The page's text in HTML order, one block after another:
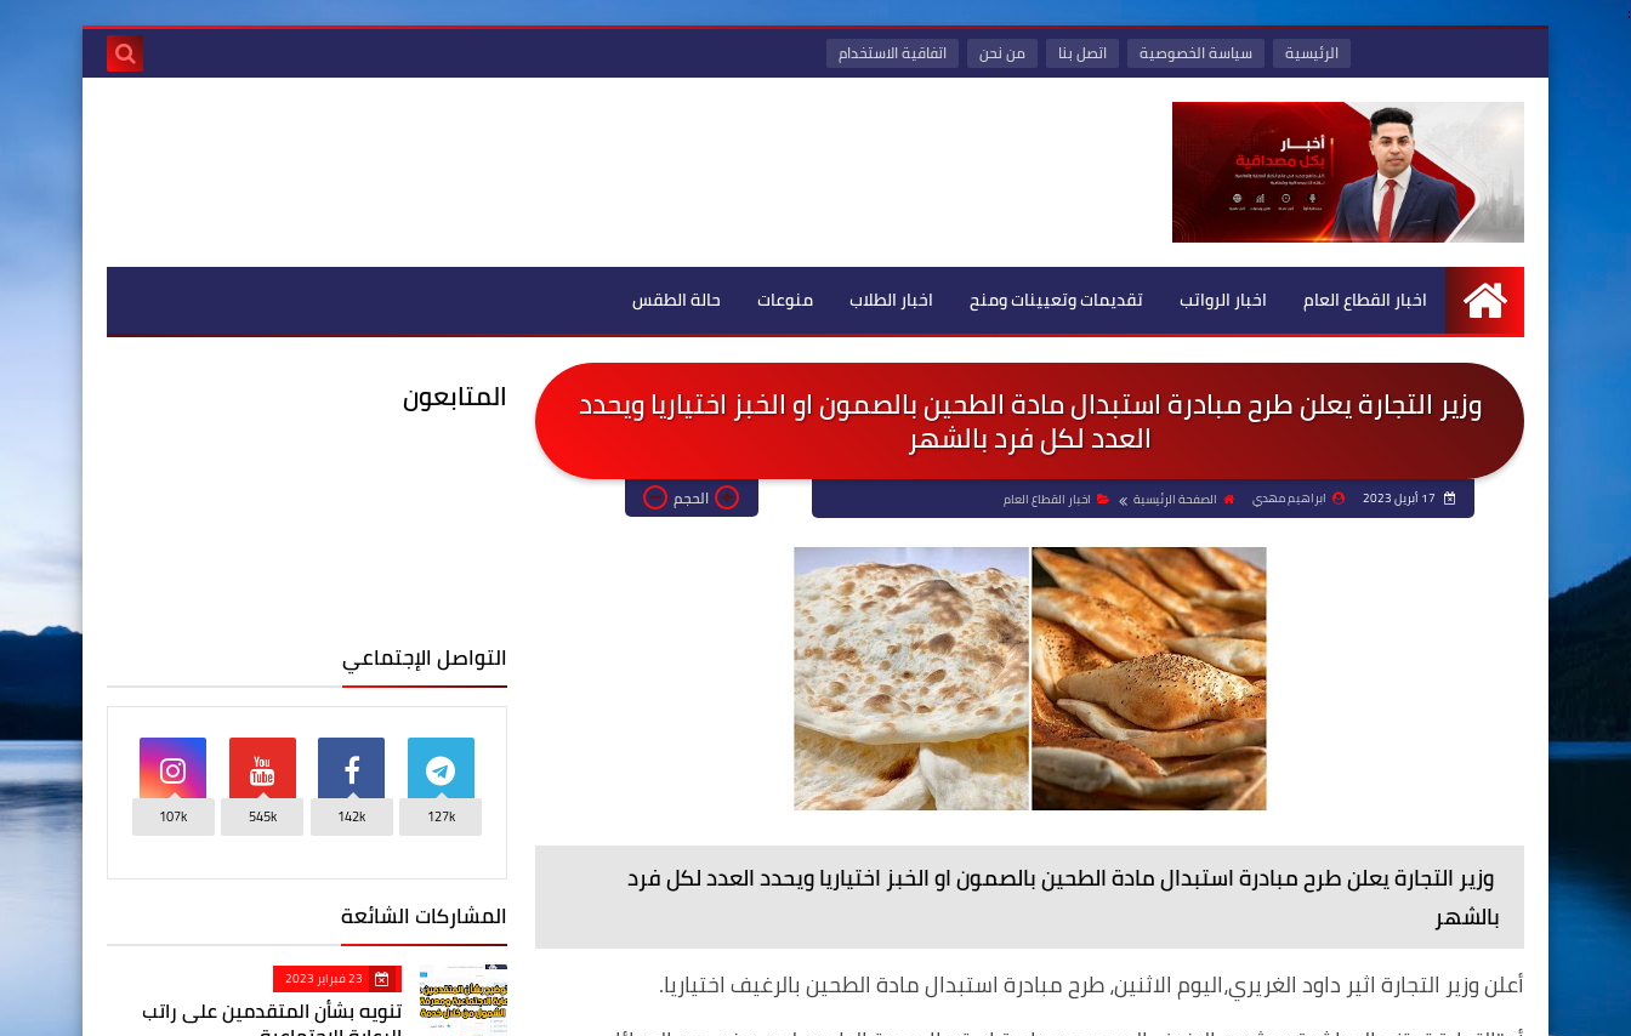
:
الرئيسية سياسة الخصوصية اتصل بنا من نحن اتفاقية الاستخدام
الرئيسية
اخبار القطاع العام اخبار الرواتب تقديمات وتعيينات ومنح اخبار الطلاب منوعات حالة الطقس
وزير التجارة يعلن طرح مبادرة استبدال مادة الطحين بالصمون او الخبز اختياريا ويحدد
العدد لكل فرد بالشهر
ابراهيم مهدي الصفحة الرئيسية اخبار القطاع العام الحجم
وزير التجارة يعلن طرح مبادرة استبدال مادة الطحين بالصمون او الخبز اختياريا ويحدد العدد لكل فرد
بالشهر
أعلن وزير التجارة اثير داود الغريري،اليوم الاثنين، طرح مبادرة استبدال مادة الطحين بالرغيف اختياريا.
المتابعون
التواصل الإجتماعي
127k
142k
545k
107k
المشاركات الشائعة
23 فبراير 2023
تنويه بشأن المتقدمين على راتب